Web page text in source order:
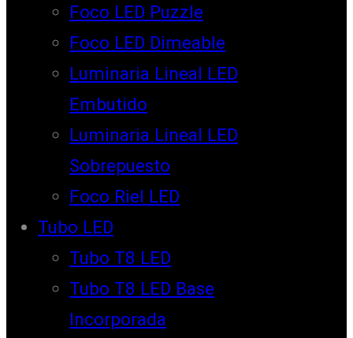
Foco LED Puzzle
Foco LED Dimeable
Luminaria Lineal LED
Embutido
Luminaria Lineal LED
Sobrepuesto
Foco Riel LED
Tubo LED
Tubo T8 LED
Tubo T8 LED Base
Incorporada